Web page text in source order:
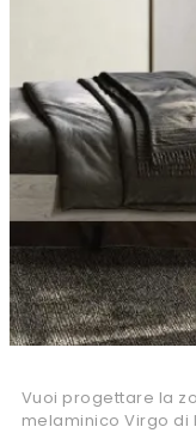
Vuoi progettare la
melaminico Virgo di